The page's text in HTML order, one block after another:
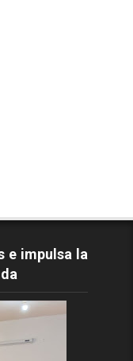
e impulsa la